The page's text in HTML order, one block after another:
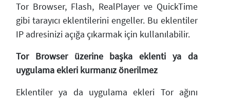
Tor Browser, Flash, RealPlayer ve QuickTime
gibi tarayıcı eklentilerini engeller. Bu eklentiler
IP adresinizi açığa çıkarmak için kullanılabilir.
Tor Browser üzerine başka eklenti ya da
uygulama ekleri kurmanız önerilmez
Eklentiler ya da uygulama ekleri Tor ağını